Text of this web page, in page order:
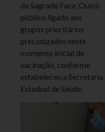
da Sagrada Face. Outro
público ligado aos
grupos prioritários
preconizados neste
momento inicial de
vacinação, conforme
estabeleceu a Secretaria
Estadual de Saúde.